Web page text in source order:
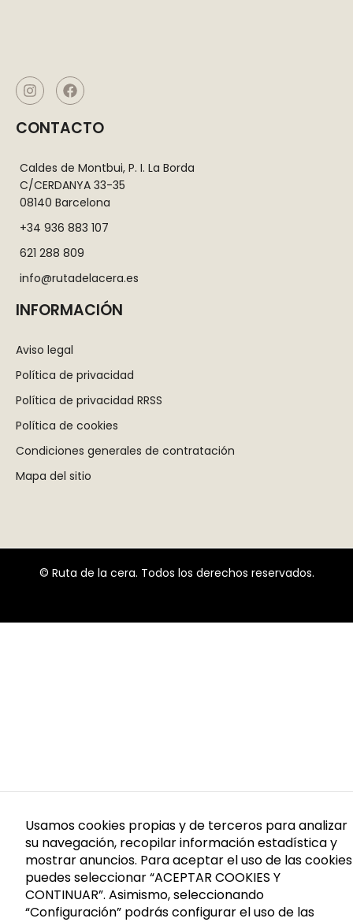
CONTACTO
Caldes de Montbui, P. I. La Borda
C/CERDANYA 33-35
08140 Barcelona
+34 936 883 107
621 288 809
info@rutadelacera.es
INFORMACIÓN
Aviso legal
Política de privacidad
Política de privacidad RRSS
Política de cookies
Condiciones generales de contratación
Mapa del sitio
© Ruta de la cera. Todos los derechos reservados.
Usamos cookies propias y de terceros para analizar
su navegación, recopilar información estadística y
mostrar anuncios. Para aceptar el uso de las cookies
puedes seleccionar “ACEPTAR COOKIES Y
CONTINUAR”. Asimismo, seleccionando
“Configuración” podrás configurar el uso de las